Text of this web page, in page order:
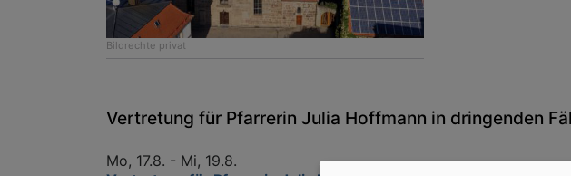
Bildrechte privat
Vertretung für Pfarrerin Julia Hoffmann in dringenden
Mo, 17.8. - Mi, 19.8.